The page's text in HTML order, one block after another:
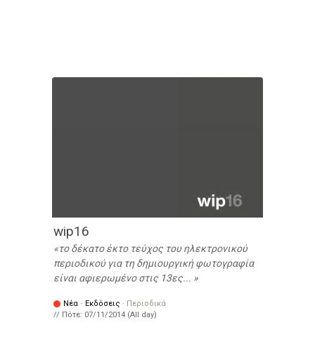
wip16
το δέκατο έκτο τεύχος του ηλεκτρονικού
περιοδικού για τη δημιουργική φωτογραφία
είναι αφιερωμένο στις 13ες...
Νέα · Εκδόσεις · Περιοδικά
// Πότε: 07/11/2014 (All day)